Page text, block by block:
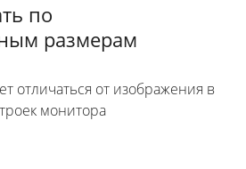
по
размерам
отличаться от изображения в
монитора